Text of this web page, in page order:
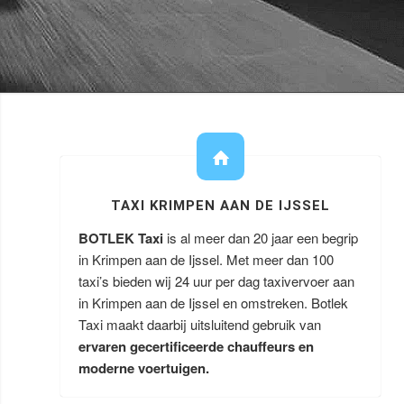
TAXI KRIMPEN AAN DE IJSSEL
BOTLEK Taxi is al meer dan 20 jaar een begrip
in Krimpen aan de Ijssel. Met meer dan 100
taxi’s bieden wij 24 uur per dag taxivervoer aan
in Krimpen aan de Ijssel en omstreken. Botlek
Taxi maakt daarbij uitsluitend gebruik van
ervaren gecertificeerde chauffeurs en
moderne voertuigen.